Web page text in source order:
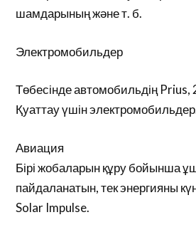
шамдарының және т. б.
Электромобильдер
Төбесінде автомобильдің Prius,
Қуаттау үшін
Авиация
Бірі жобаларын құру бойынша
пайдаланатын, тек энергияны
Solar Impulse.